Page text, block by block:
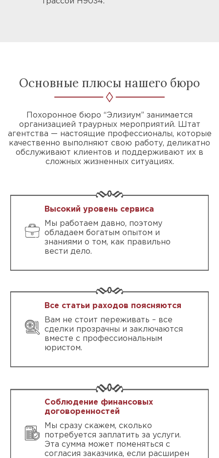
Основные плюсы нашего бюро
Похоронное бюро “Элизиум” занимается
организацией траурных мероприятий. Штат
агентства — настоящие профессионалы, которые
качественно выполняют свою работу, деликатно
обслуживают клиентов и поддерживают их в
сложных жизненных ситуациях.
Высокий уровень сервиса
Мы работаем давно, поэтому
обладаем богатым опытом и
знаниями о том, как правильно
вести дело.
Все статьи раходов поясняются
Вам не стоит переживать – все
сделки прозрачны и заключаются
вместе с профессиональным
юристом.
Соблюдение финансовых
договоренностей
Мы сразу скажем, сколько
потребуется заплатить за услуги.
Эта сумма может поменяться с
согласия заказчика, если расширен